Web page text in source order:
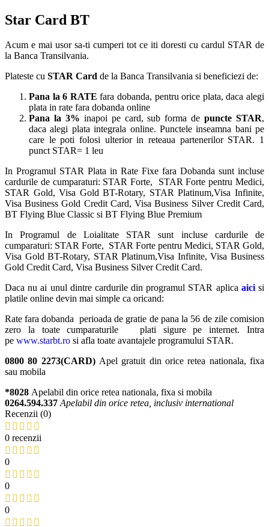
Star Card BT
Acum e mai usor sa-ti cumperi tot ce iti doresti cu cardul STAR de
la Banca Transilvania.
Plateste cu STAR Card de la Banca Transilvania si beneficiezi de:
Pana la 6 RATE fara dobanda, pentru orice plata, daca alegi
plata in rate fara dobanda online
Pana la 3% inapoi pe card, sub forma depuncte STAR,
daca alegi plata integrala online. Punctele inseamna bani pe
care le poti folosi ulterior in reteaua partenerilor STAR. 1
punct STAR= 1 leu
In Programul STAR Plata in Rate Fixe fara Dobanda sunt incluse
cardurile de cumparaturi: STAR Forte, STAR Forte pentru Medici,
STAR Gold, Visa Gold BT-Rotary, STAR Platinum,Visa Infinite,
Visa Business Gold Credit Card, Visa Business Silver Credit Card,
BT Flying Blue Classic si BT Flying Blue Premium
In Programul de Loialitate STAR sunt incluse cardurile de
cumparaturi: STAR Forte, STAR Forte pentru Medici, STAR Gold,
Visa Gold BT-Rotary, STAR Platinum,Visa Infinite, Visa Business
Gold Credit Card, Visa Business Silver Credit Card.
Daca nu ai unul dintre cardurile din programul STAR aplica aicisi
platile online devin mai simple ca oricand:
Rate fara dobanda perioada de gratie de pana la 56 de zile comision
zero la toate cumparaturile plati sigure pe internet. Intra
pe www.starbt.ro si afla toate avantajele programului STAR.
0800 80 2273(CARD)Apel gratuit din orice retea nationala, fixa
sau mobila
*8028 Apelabil din orice retea nationala, fixa si mobila
0264.594.337 Apelabil din orice retea, inclusiv international
Recenzii (0)
0 recenzii
0
0
0